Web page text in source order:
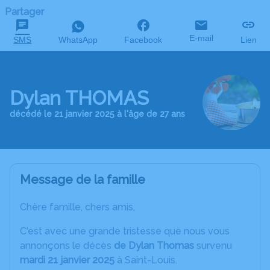
Partager
SMS WhatsApp Facebook E-mail Lien
Dylan THOMAS
décédé le 21 janvier 2025 à l'âge de 27 ans
Message de la famille
Chère famille, chers amis,
C'est avec une grande tristesse que nous vous
annonçons le décès de Dylan Thomas survenu
mardi 21 janvier 2025 à Saint-Louis.